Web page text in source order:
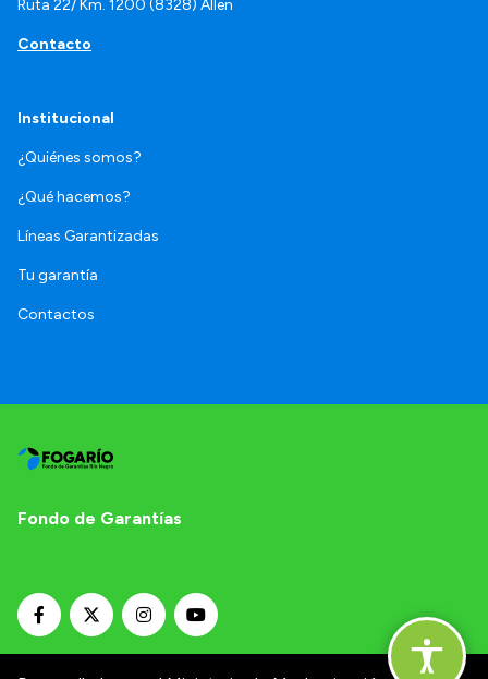
Ruta 22/ Km. 1200 (8328) Allen
Contacto
Institucional
¿Quiénes somos?
¿Qué hacemos?
Líneas Garantizadas
Tu garantía
Contactos
Fondo de Garantías